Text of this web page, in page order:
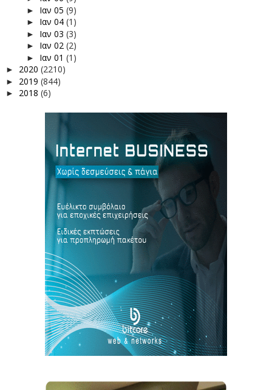
► Ιαν 05 (9)
► Ιαν 04 (1)
► Ιαν 03 (3)
► Ιαν 02 (2)
► Ιαν 01 (1)
► 2020 (2210)
► 2019 (844)
► 2018 (6)